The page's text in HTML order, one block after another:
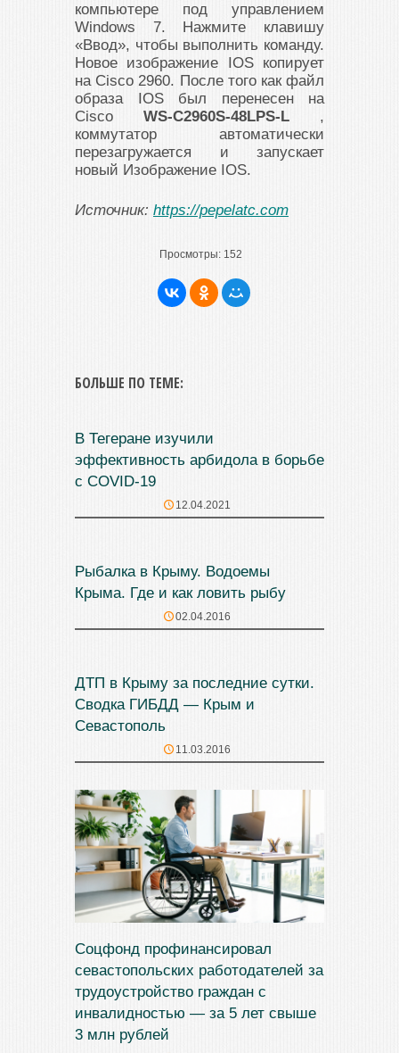
компьютере под управлением
Windows 7. Нажмите клавишу
«Ввод», чтобы выполнить команду.
Новое изображение IOS копирует
на Cisco 2960. После того как файл
образа IOS был перенесен на
Cisco WS-C2960S-48LPS-L ,
коммутатор автоматически
перезагружается и запускает
новый Изображение IOS.
Источник: https://pepelatc.com
Просмотры: 152
БОЛЬШЕ ПО ТЕМЕ:
В Тегеране изучили
эффективность арбидола в борьбе
с COVID-19
12.04.2021
Рыбалка в Крыму. Водоемы
Крыма. Где и как ловить рыбу
02.04.2016
ДТП в Крыму за последние сутки.
Сводка ГИБДД — Крым и
Севастополь
11.03.2016
Соцфонд профинансировал
севастопольских работодателей за
трудоустройство граждан с
инвалидностью — за 5 лет свыше
3 млн рублей